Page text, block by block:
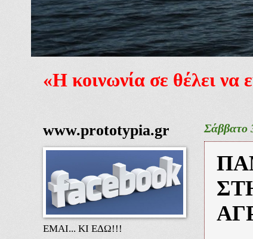
«Η κοινωνία σε θέλει
Σάββατο
www.prototypia.gr
ΕΜΑΙ... ΚΙ ΕΔΩ!!!